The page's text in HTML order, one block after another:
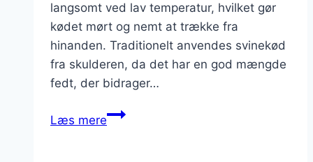
langsomt ved lav temperatur, hvilket gør
kødet mørt og nemt at trække fra
hinanden. Traditionelt anvendes svinekød
fra skulderen, da det har en god mængde
fedt, der bidrager…
Læs merePulled